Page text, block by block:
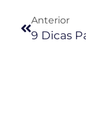
Anterior